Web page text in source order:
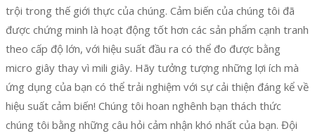
trội trong thế giới thực của chúng. Cảm biến của chúng tôi đã
được chứng minh là hoạt động tốt hơn các sản phẩm cạnh tranh
theo cấp độ lớn, với hiệu suất đầu ra có thể đo được bằng
micro giây thay vì mili giây. Hãy tưởng tượng những lợi ích mà
ứng dụng của bạn có thể trải nghiệm với sự cải thiện đáng kể về
hiệu suất cảm biến! Chúng tôi hoan nghênh bạn thách thức
chúng tôi bằng những câu hỏi cảm nhận khó nhất của bạn. Đội